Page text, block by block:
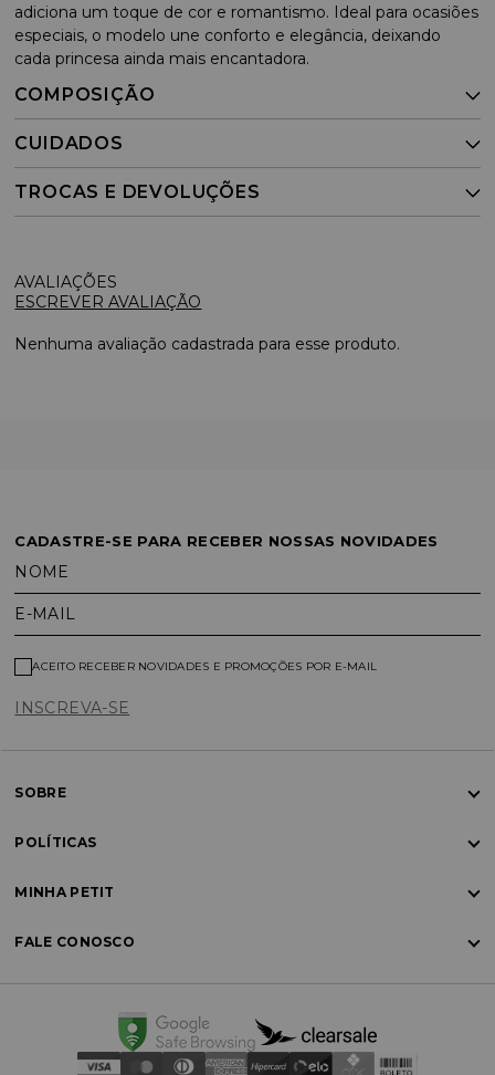
adiciona um toque de cor e romantismo. Ideal para ocasiões
especiais, o modelo une conforto e elegância, deixando
cada princesa ainda mais encantadora.
COMPOSIÇÃO
CUIDADOS
TROCAS E DEVOLUÇÕES
ESCREVER AVALIAÇÃO
Nenhuma avaliação cadastrada para esse produto.
CADASTRE-SE PARA RECEBER NOSSAS NOVIDADES
NOME
E-MAIL
INSCREVA-SE
ACEITO RECEBER NOVIDADES E PROMOÇÕES POR E-MAIL
SOBRE
POLÍTICAS
MINHA PETIT
FALE CONOSCO